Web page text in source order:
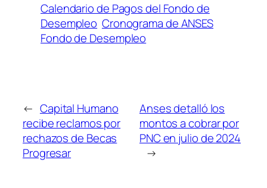
Calendario de Pagos del Fondo de
Desempleo Cronograma de ANSES
Fondo de Desempleo
← Capital Humano
recibe reclamos por
rechazos de Becas
Progresar
Anses detalló los
montos a cobrar por
PNC en julio de 2024
→